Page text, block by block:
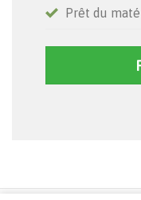
Prêt du